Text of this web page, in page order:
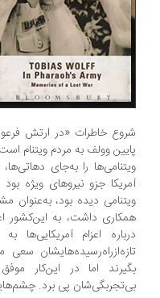
خاطرات «در ارتش فرعون»
وولف به مردم ویتنام است و
را به‌جای دهاتی‌ها،
جزو نیروهای ویژه بود و
دیده بود، به‌عنوان مشاور
داشت، به این‌کشور اعزام
اعزام آمریکایی‌ها به
سعی
اما در این‌کار موفق
پی برد. چشم‌هایشان